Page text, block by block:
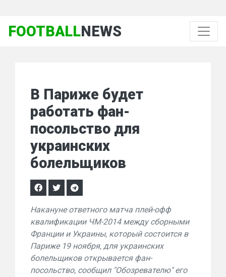
FOOTBALLNEWS
В Париже будет
работать фан-
посольство для
украинских
болельщиков
Накануне ответного матча плей-офф
квалификации ЧМ-2014 между сборными
Франции и Украины, который состоится в
Париже 19 ноября, для украинских
болельщиков открывается фан-
посольство, сообщил "Обозревателю" его